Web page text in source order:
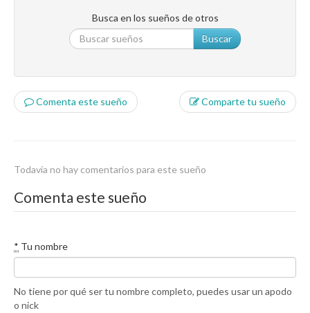
Busca en los sueños de otros
Buscar
Comenta este sueño Comparte tu sueño
Todavía no hay comentarios para este sueño
Comenta este sueño
* Tu nombre
No tiene por qué ser tu nombre completo, puedes usar un apodo
o nick